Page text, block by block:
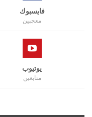
فايسبوك
معجبين
يوتيوب
متابعين